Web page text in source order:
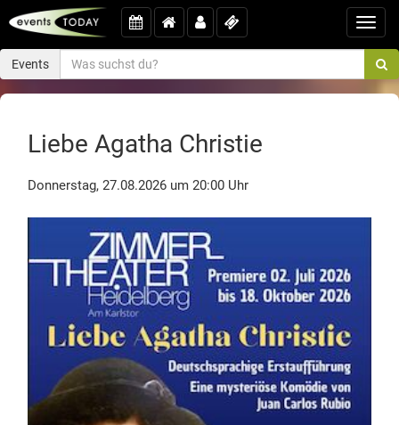
Events
Liebe Agatha Christie
Donnerstag, 27.08.2026 um 20:00 Uhr